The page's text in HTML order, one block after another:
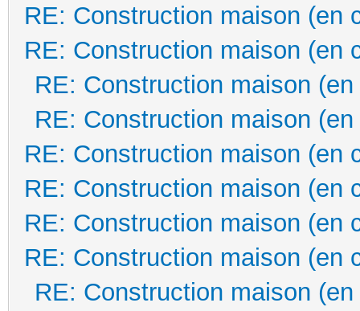
RE: Construction maison (en
RE: Construction maison (en
RE: Construction maison
RE: Construction maison
RE: Construction maison (en
RE: Construction maison (en
RE: Construction maison (en
RE: Construction maison (en
RE: Construction maison